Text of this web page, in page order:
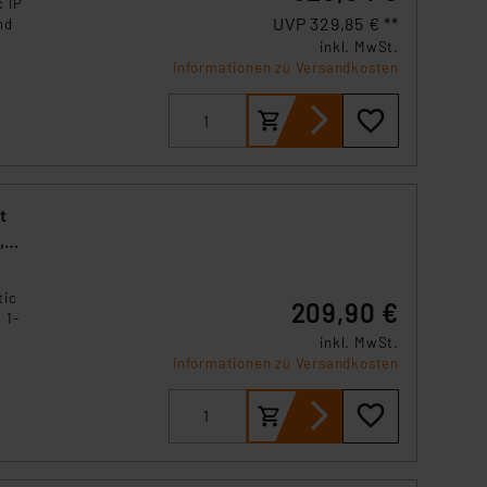
UVP 329,85 € **
inkl. MwSt.
Informationen zu Versandkosten
1-
209,90 €
inkl. MwSt.
Informationen zu Versandkosten